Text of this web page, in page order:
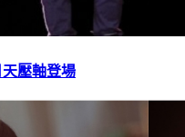
壓軸登場